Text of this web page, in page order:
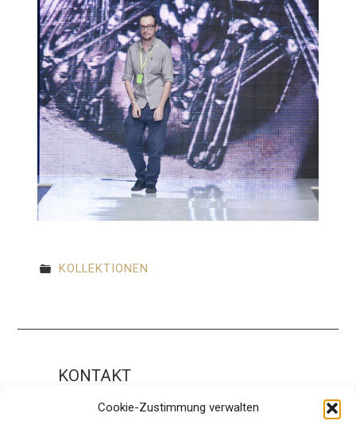
Cookie-Zustimmung verwalten
KOLLEKTIONEN
KONTAKT
Impressum